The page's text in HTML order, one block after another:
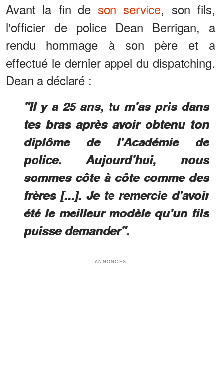
Avant la fin de son service, son fils,
l'officier de police Dean Berrigan, a
rendu hommage à son père et a
effectué le dernier appel du dispatching.
Dean a déclaré :
"Il y a 25 ans, tu m'as pris dans
tes bras après avoir obtenu ton
diplôme de l'Académie de
police. Aujourd'hui, nous
sommes côte à côte comme des
frères [...]. Je te remercie d'avoir
été le meilleur modèle qu'un fils
puisse demander".
ANNONCES